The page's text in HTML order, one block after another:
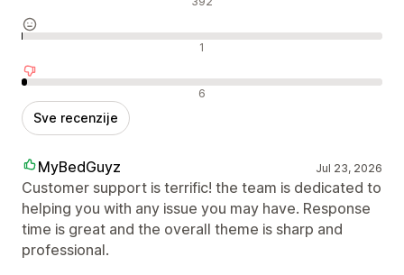
Neutralne recenzije 1
Negativne recenzije 6
Sve recenzije
MyBedGuyz Jul 23, 2026
Customer support is terrific! the team is dedicated to
helping you with any issue you may have. Response
time is great and the overall theme is sharp and
professional.